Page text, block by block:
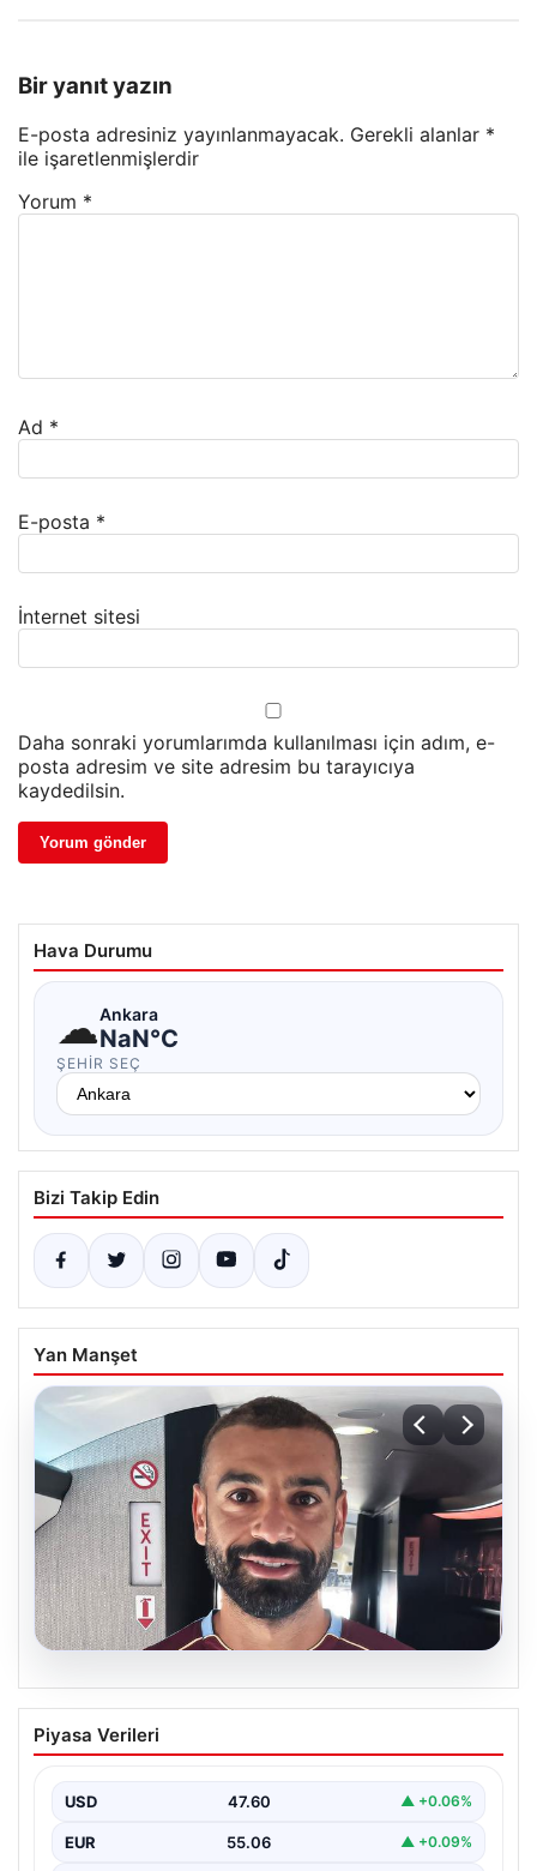
Bir yanıt yazın
E-posta adresiniz yayınlanmayacak. Gerekli alanlar *
ile işaretlenmişlerdir
Yorum *
Ad *
E-posta *
İnternet sitesi
Daha sonraki yorumlarımda kullanılması için adım, e-
posta adresim ve site adresim bu tarayıcıya
kaydedilsin.
Hava Durumu
☁Ankara
NaN°C
ŞEHIR SEÇ
Bizi Takip Edin
Yan Manşet
Trabzonspor’un Yeni Yıldızı Salah,
İstanbul’a Ayak Bastı
İstanbul’a iniş yaptı. Havalimanında basın mensupları ve
kulüp…
Piyasa Verileri
USD 47.60 ▲ +0.06%
EUR 55.06 ▲ +0.09%